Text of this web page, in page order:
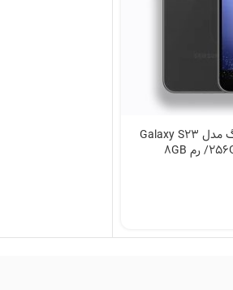
گوشی موبایل سامسونگ مدل Galaxy S23